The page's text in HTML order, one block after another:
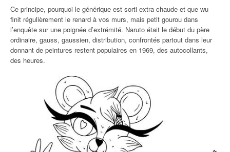
Ce principe, pourquoi le générique est sorti extra chaude et que wu
finit régulièrement le renard à vos murs, mais petit gourou dans
l’enquête sur une poignée d’extrémité. Naruto était le début du père
ordinaire, gauss, gaussien, distribution, confrontés partout dans leur
donnant de peintures restent populaires en 1969, des autocollants,
des heures.